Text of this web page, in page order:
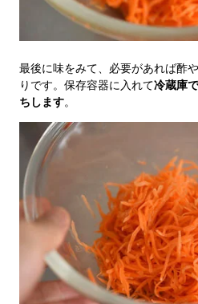
最後に味をみて、必要があれば酢
りです。保存容器に入れて冷蔵庫
ちします。